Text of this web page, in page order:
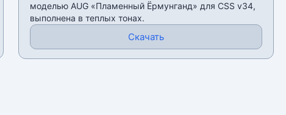
моделью AUG «Пламенный Ёрмунганд» для CSS v34,
выполнена в теплых тонах.
Скачать